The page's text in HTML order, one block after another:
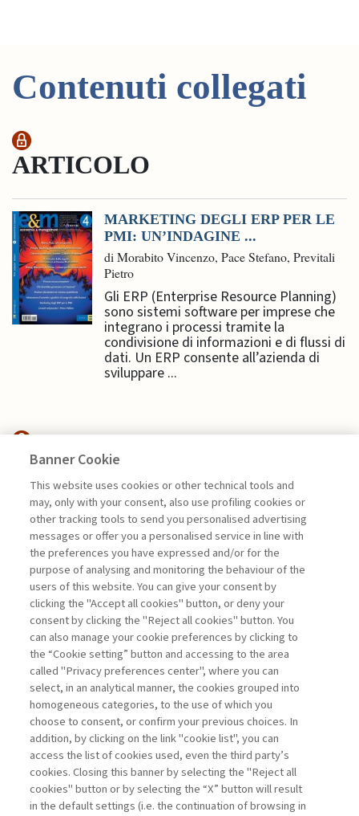
Contenuti collegati
ARTICOLO
MARKETING DEGLI ERP PER LE
PMI: UN’INDAGINE ...
di Morabito Vincenzo, Pace Stefano, Previtali
Pietro
Gli ERP (Enterprise Resource Planning)
sono sistemi software per imprese che
integrano i processi tramite la
condivisione di informazioni e di flussi di
dati. Un ERP consente all’azienda di
sviluppare ...
MANAGEMENT TIPS
GEOPOLITICA: UN ASSET PER LE
IMPRESE ...
di Marco Valigi
La consultazione dei libri è riservata esclusivamente
agli abbonati Premium
Legenda: Accedi Per registrati Per abbonati
Contatti
Banner Cookie
This website uses cookies or other technical tools and
may, only with your consent, also use profiling cookies or
other tracking tools to send you personalised advertising
messages or offer you a personalised service in line with
the preferences you have expressed and/or for the
purpose of analysing and monitoring the behaviour of the
users of this website. You can give your consent by
clicking the "Accept all cookies" button, or deny your
consent by clicking the "Reject all cookies" button. You
can also manage your cookie preferences by clicking to
the “Cookie setting” button and accessing to the area
called "Privacy preferences center", where you can
select, in an analytical manner, the cookies grouped into
homogeneous categories, to the use of which you
choose to consent, or confirm your previous choices. In
addition, by clicking on the link "cookie list", you can
access the list of cookies used, even the third party’s
cookies. Closing this banner by selecting the "Reject all
cookies" button or by selecting the “X” button will result
in the default settings (i.e. the continuation of browsing in